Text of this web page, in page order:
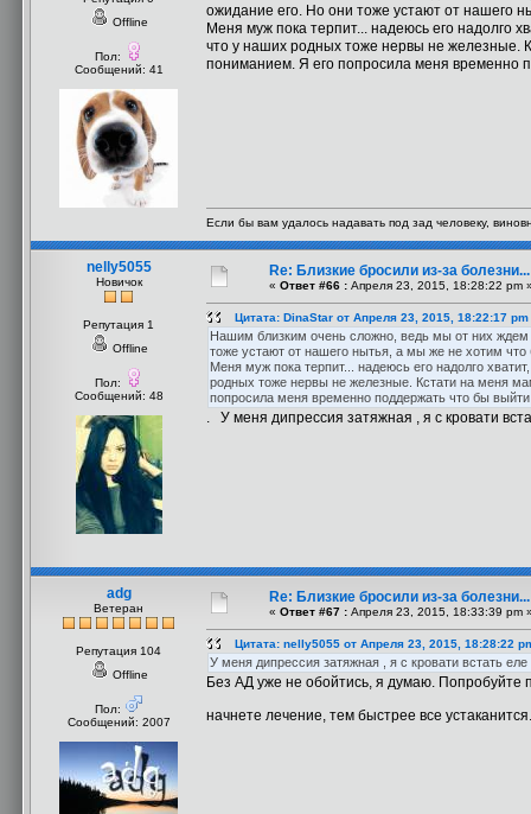
Offline
Пол:
Сообщений: 41
ожидание его. Но они тоже устают от нашего
Меня муж пока терпит... надеюсь его надолго
что у наших родных тоже нервы не железные.
пониманием. Я его попросила меня временно
Если бы вам удалось надавать под зад человеку,
nelly5055
Новичок
Репутация 1
Offline
Пол:
Сообщений: 48
Re: Близкие бросили из-за
« Ответ #66 : Апреля 23, 2015, 18:28:22 pm
Цитата: DinaStar от Апреля 23, 2015, 18:22:17 pm
Нашим близким очень сложно, ведь мы от них ждем
тоже устают от нашего нытья, а мы же не хотим
Меня муж пока терпит... надеюсь его надолго
родных тоже нервы не железные. Кстати на меня
попросила меня временно поддержать что бы выйти
. У меня дипрессия затяжная , я с кровати
adg
Ветеран
Репутация 104
Offline
Пол:
Сообщений: 2007
Re: Близкие бросили из-за
« Ответ #67 : Апреля 23, 2015, 18:33:39 pm
Цитата: nelly5055 от Апреля 23, 2015, 18:28:22
У меня дипрессия затяжная , я с кровати встать
Без АД уже не обойтись, я думаю. Попробуйте
начнете лечение, тем быстрее все